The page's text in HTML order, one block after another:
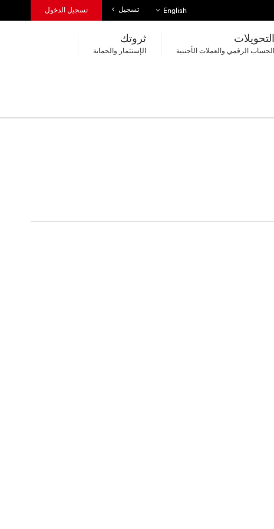
قائمة اللغات
English تسجيل تسجيل الدخول
التحويلات
الحساب الرقمي والعملات الأجنبية
ثروتك
الإستثمار والحماية